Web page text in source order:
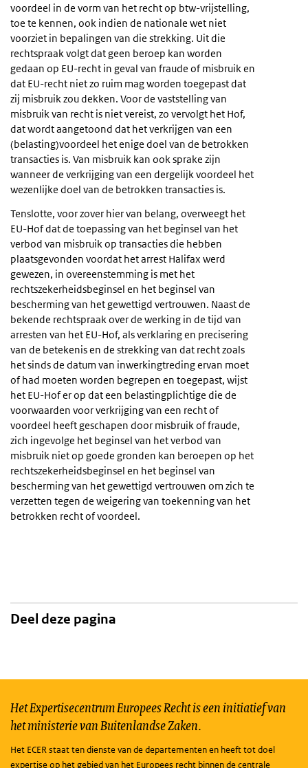
voordeel in de vorm van het recht op btw-vrijstelling,
toe te kennen, ook indien de nationale wet niet
voorziet in bepalingen van die strekking. Uit die
rechtspraak volgt dat geen beroep kan worden
gedaan op EU-recht in geval van fraude of misbruik en
dat EU-recht niet zo ruim mag worden toegepast dat
zij misbruik zou dekken. Voor de vaststelling van
misbruik van recht is niet vereist, zo vervolgt het Hof,
dat wordt aangetoond dat het verkrijgen van een
(belasting)voordeel het enige doel van de betrokken
transacties is. Van misbruik kan ook sprake zijn
wanneer de verkrijging van een dergelijk voordeel het
wezenlijke doel van de betrokken transacties is.
Tenslotte, voor zover hier van belang, overweegt het
EU-Hof dat de toepassing van het beginsel van het
verbod van misbruik op transacties die hebben
plaatsgevonden voordat het arrest Halifax werd
gewezen, in overeenstemming is met het
rechtszekerheidsbeginsel en het beginsel van
bescherming van het gewettigd vertrouwen. Naast de
bekende rechtspraak over de werking in de tijd van
arresten van het EU-Hof, als verklaring en precisering
van de betekenis en de strekking van dat recht zoals
het sinds de datum van inwerkingtreding ervan moet
of had moeten worden begrepen en toegepast, wijst
het EU-Hof er op dat een belastingplichtige die de
voorwaarden voor verkrijging van een recht of
voordeel heeft geschapen door misbruik of fraude,
zich ingevolge het beginsel van het verbod van
misbruik niet op goede gronden kan beroepen op het
rechtszekerheidsbeginsel en het beginsel van
bescherming van het gewettigd vertrouwen om zich te
verzetten tegen de weigering van toekenning van het
betrokken recht of voordeel.
Deel deze pagina
Het Expertisecentrum Europees Recht is een initiatief van
het ministerie van Buitenlandse Zaken.
Het ECER staat ten dienste van de departementen en heeft tot doel
expertise op het gebied van het Europees recht binnen de centrale